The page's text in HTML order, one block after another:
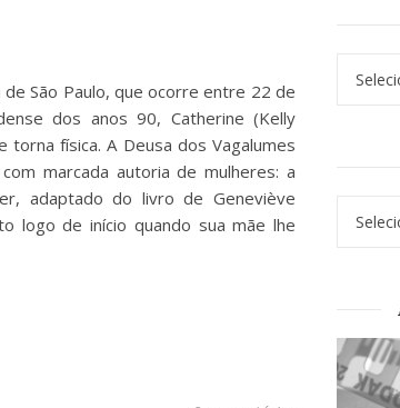
São Paulo, que ocorre entre 22 de
dos anos 90, Catherine (Kelly
física. A Deusa dos Vagalumes
marcada autoria de mulheres: a
adaptado do livro de Geneviève
logo de início quando sua mãe lhe